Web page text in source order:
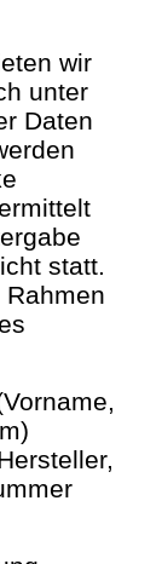
wir
unter
Daten
statt.